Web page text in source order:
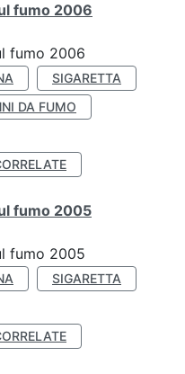
fumo 2006
fumo 2006
SIGARETTA
DA FUMO
fumo 2005
fumo 2005
SIGARETTA